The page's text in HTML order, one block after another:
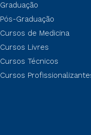
Graduação
Pós-Graduação
Cursos de Medicina
Cursos Livres
Cursos Técnicos
Cursos